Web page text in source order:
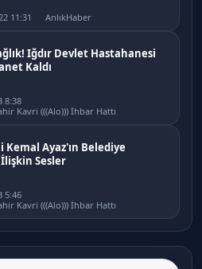
11:31 AnlıkHaber
Iğdır Devlet Hastahanesi
Kaldı
8:38
Kavri (((Alo))) İhbar Hattı
Kemal Ayaz'ın Belediye
İlişkin Sesler
5:46
Kavri (((Alo))) İhbar Hattı